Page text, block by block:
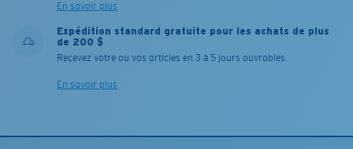
En savoir plus
Expédition standard gratuite pour les achats de plus
de 200 $
Recevez votre ou vos articles en 3 à 5 jours ouvrables.
En savoir plus